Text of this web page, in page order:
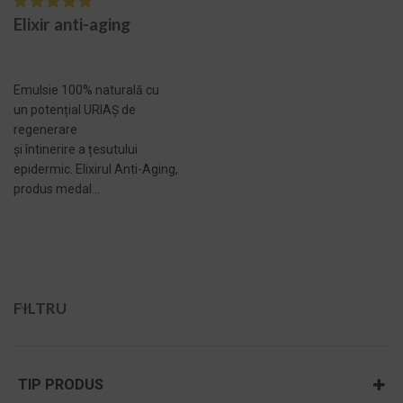
FILTRU
TIP PRODUS
Elixir anti-aging
Emulsie 100% naturală cu
un potențial URIAȘ de
regenerare
și întinerire a țesutului
epidermic. Elixirul Anti-Aging,
produs medal...